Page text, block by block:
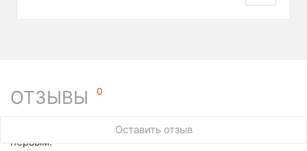
ОТЗЫВЫ 0
Оставить отзыв
У этого товара нет ни одного отзыва. Вы можете стать
первым.